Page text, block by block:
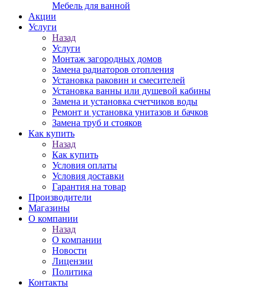
Мебель для ванной
Акции
Услуги
Назад
Услуги
Монтаж загородных домов
Замена радиаторов отопления
Установка раковин и смесителей
Установка ванны или душевой кабины
Замена и установка счетчиков воды
Ремонт и установка унитазов и бачков
Замена труб и стояков
Как купить
Назад
Как купить
Условия оплаты
Условия доставки
Гарантия на товар
Производители
Магазины
О компании
Назад
О компании
Новости
Лицензии
Политика
Контакты